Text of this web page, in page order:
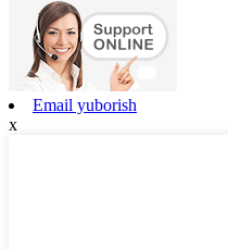
Email yuborish
x